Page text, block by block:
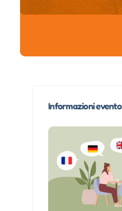
Informazioni evento